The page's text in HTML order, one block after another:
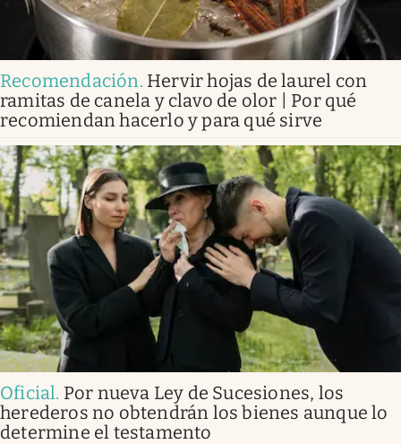
Recomendación. Hervir hojas de laurel con
ramitas de canela y clavo de olor | Por qué
recomiendan hacerlo y para qué sirve
Oficial. Por nueva Ley de Sucesiones, los
herederos no obtendrán los bienes aunque lo
determine el testamento